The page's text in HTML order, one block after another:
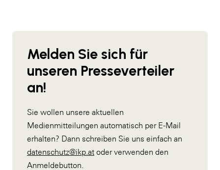
Melden Sie sich für
unseren Presseverteiler
an!
Sie wollen unsere aktuellen
Medienmitteilungen automatisch per E-Mail
erhalten? Dann schreiben Sie uns einfach an
datenschutz@ikp.at oder verwenden den
Anmeldebutton.